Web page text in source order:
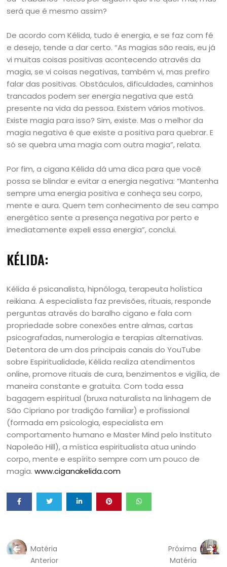
será que é mesmo assim?
De acordo com Kélida, tudo é energia, e se faz com fé
e desejo, tende a dar certo. “As magias são reais, eu já
vi muitas coisas positivas acontecendo através da
magia, se vi coisas negativas, também vi, mas prefiro
falar das positivas. Obstáculos, dificuldades, caminhos
trancados podem ser energia negativa que está
presente na vida da pessoa. Existem vários motivos.
Existe magia para isso? Sim, existe. Mas o melhor da
magia negativa é que existe a positiva para quebrar. E
só se quebra uma magia com outra magia”, relata.
Por fim, a cigana Kélida dá uma dica para que você
possa se blindar e evitar a energia negativa: “Mantenha
sempre uma energia positiva e conheça seu corpo,
mente e aura. Quem tem conhecimento de seu campo
energético sente a presença negativa por perto e
imediatamente expeli essa energia”, conclui.
KÉLIDA:
Kélida é psicanalista, hipnóloga, terapeuta holística
reikiana. A especialista faz previsões, rituais, responde
perguntas através do baralho cigano e fala com
propriedade sobre conexões entre almas, cartas
psicografadas, numerologia e terapias alternativas.
Detentora de um dos principais canais do YouTube
sobre Espiritualidade, Kélida realiza atendimentos
online, promove rituais de cura, benzimentos e vigília, de
maneira constante e gratuita. Com toda essa
bagagem espiritual (bruxa naturalista na linhagem de
São Cipriano por tradição familiar) e profissional
(formada em psicologia, especialista em
comportamento humano e Master Mind pelo Instituto
Napoleão Hill), a mística espiritualista atua unindo
corpo, mente e espírito sempre com um pouco de
magia.www.ciganakelida.com
Matéria
Anterior
Próxima
Matéria